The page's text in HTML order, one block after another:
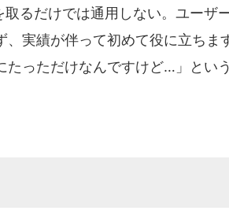
るだけでは通用しない。ユーザ
、実績が伴って初めて役に立ちま
たっただけなんですけど…」とい